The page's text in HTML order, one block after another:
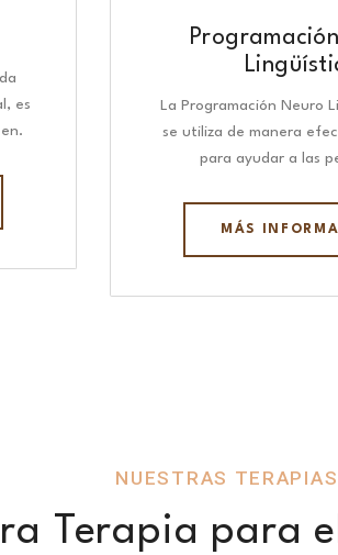
es
La Programación Neuro
se utiliza de manera
para ayudar a las
MÁS
NUESTRAS
Terapia para